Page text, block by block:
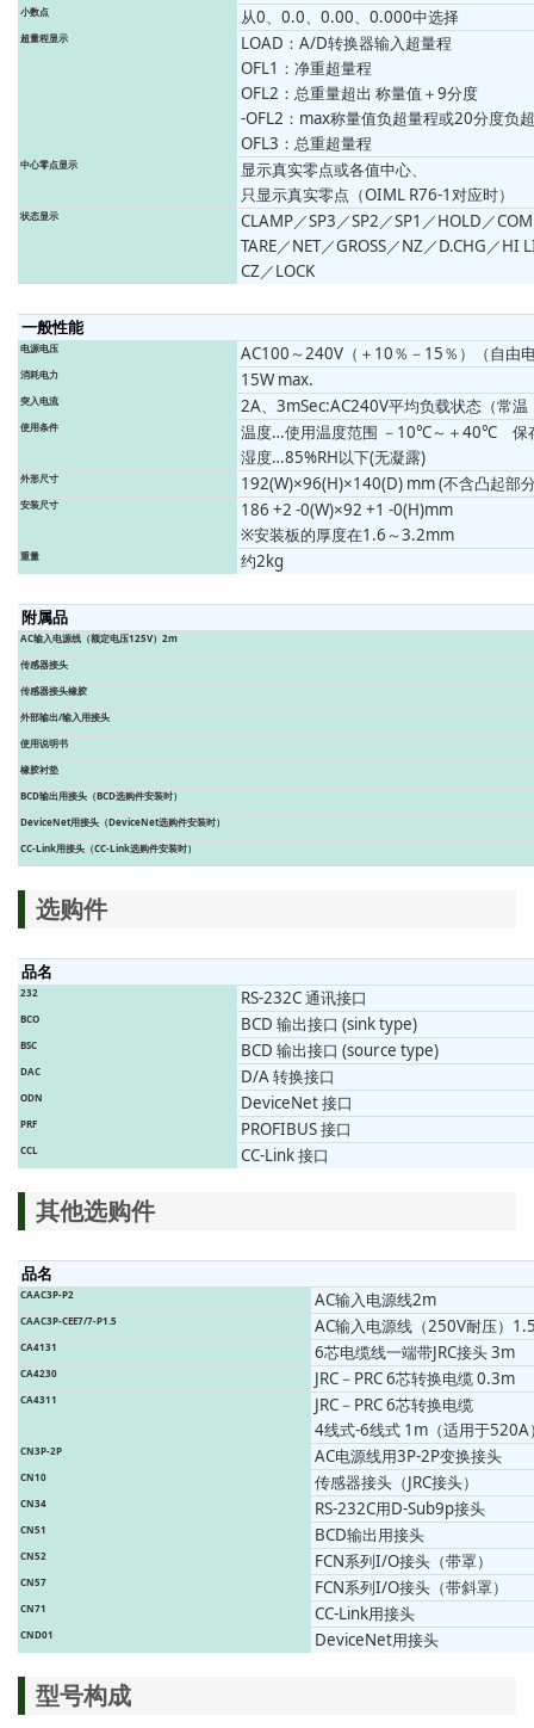
小数点 从0、0.0、0.00、0.000中选择
超量程显示
LOAD：A/D转换器输入超量程
OFL1：净重超量程
OFL2：总重量超出 称量值＋9分度
-OFL2：max称量值负超量程或20分度负
OFL3：总重超量程
中心零点显示
显示真实零点或各值中心、
只显示真实零点（OIML R76-1对应时）
状态显示
CLAMP／SP3／SP2／SP1／HOLD／
TARE／NET／GROSS／NZ／D.CHG／
CZ／LOCK
一般性能
电源电压 AC100～240V（＋10％－15％）（自由
消耗电力 15W max.
突入电流 2A、3mSec:AC240V平均负载状态（常温
使用条件
温度…使用温度范围 －10℃～＋40℃ 保
湿度…85%RH以下(无凝露)
外形尺寸 192(W)×96(H)×140(D) mm (不含凸起部
安装尺寸
186 +2 -0(W)×92 +1 -0(H)mm
※安装板的厚度在1.6～3.2mm
重量 约2kg
附属品
AC输入电源线（额定电压125V）2m
传感器接头
传感器接头橡胶
外部输出/输入用接头
使用说明书
橡胶衬垫
BCD输出用接头（BCD选购件安装时）
DeviceNet用接头（DeviceNet选购件安装时）
CC-Link用接头（CC-Link选购件安装时）
选购件
品名
232 RS-232C 通讯接口
BCO BCD 输出接口 (sink type)
BSC BCD 输出接口 (source type)
DAC D/A 转换接口
ODN DeviceNet 接口
PRF PROFIBUS 接口
CCL CC-Link 接口
其他选购件
品名
CAAC3P-P2 AC输入电源线2m
CAAC3P-CEE7/7-P1.5 AC输入电源线（250V耐压）
CA4131 6芯电缆线一端带JRC接头 3m
CA4230 JRC－PRC 6芯转换电缆 0.3m
CA4311
JRC－PRC 6芯转换电缆
4线式-6线式 1m（适用于520A
CN3P-2P AC电源线用3P-2P变换接头
CN10 传感器接头（JRC接头）
CN34 RS-232C用D-Sub9p接头
CN51 BCD输出用接头
CN52 FCN系列I/O接头（带罩）
CN57 FCN系列I/O接头（带斜罩）
CN71 CC-Link用接头
CND01 DeviceNet用接头
型号构成